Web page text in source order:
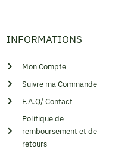
INFORMATIONS
Mon Compte
Suivre ma Commande
F.A.Q/ Contact
Politique de
remboursement et de
retours